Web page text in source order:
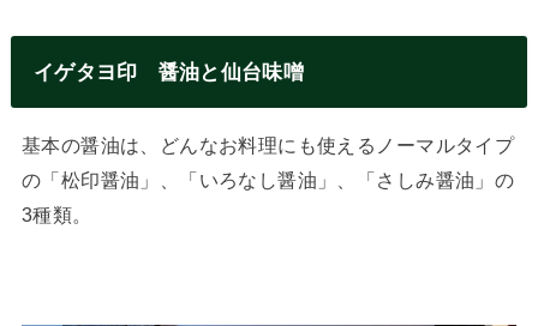
イゲタヨ印 醤油と仙台味噌
基本の醤油は、どんなお料理にも使えるノーマルタイプ
の「松印醤油」、「いろなし醤油」、「さしみ醤油」の
3種類。